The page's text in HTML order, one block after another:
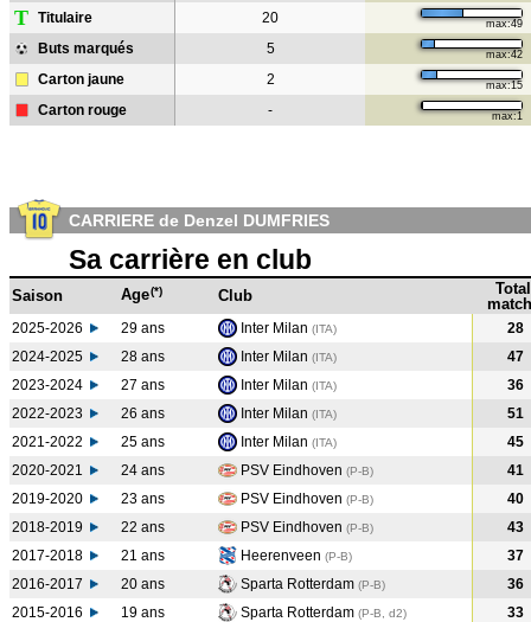
T Titulaire 20 max:49
Buts marqués 5 max:42
Carton jaune 2 max:15
Carton rouge - max:1
CARRIERE de Denzel DUMFRIES
Sa carrière en club
Saison Age(*) Club
Total
2025-2026 29 ans Inter Milan (ITA)
28
2024-2025
28 ans Inter Milan (ITA)
47
2023-2024
27 ans Inter Milan (ITA)
36
2022-2023
26 ans Inter Milan (ITA)
51
2021-2022
25 ans Inter Milan (ITA)
45
2020-2021
24 ans PSV Eindhoven (P-B)
41
2019-2020
23 ans PSV Eindhoven (P-B)
40
2018-2019
22 ans PSV Eindhoven (P-B)
43
2017-2018
21 ans Heerenveen (P-B)
37
2016-2017
20 ans Sparta Rotterdam (P-B)
36
2015-2016
19 ans Sparta Rotterdam (P-B, d2)
33